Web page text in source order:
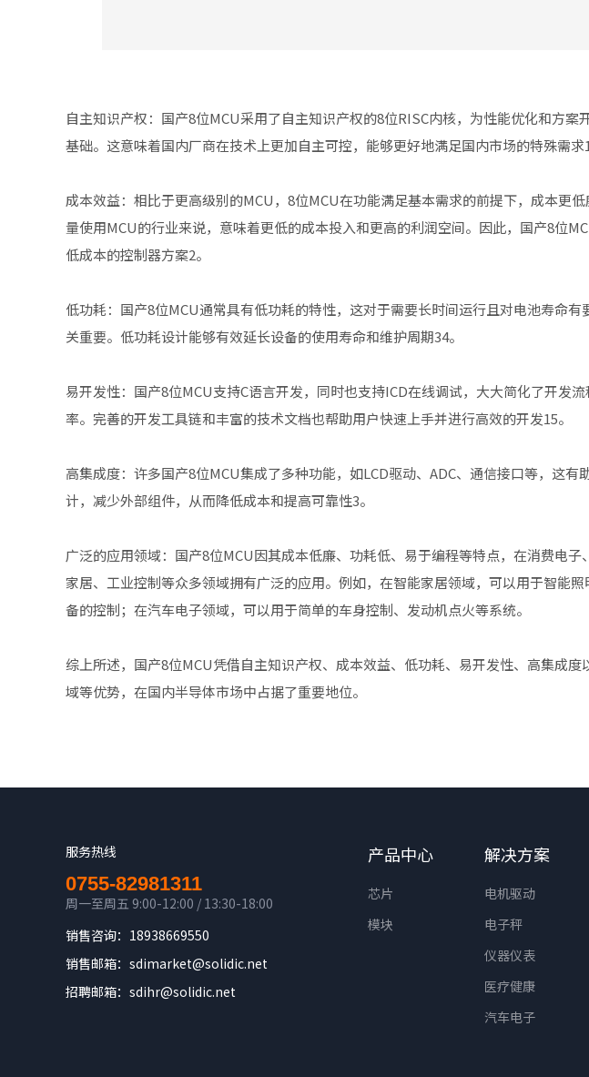
自主知识产权‌：国产8位MCU采用了自主知识产权的8位RISC内核，为性能优化和方案
基础。这意味着国内厂商在技术上更加自主可控，能够更好地满足国内市场的特殊需求‌1
成本效益‌：相比于更高级别的MCU，8位MCU在功能满足基本需求的前提下，成本更
量使用MCU的行业来说，意味着更低的成本投入和更高的利润空间。因此，国产8位
低成本的控制器方案‌2。
低功耗‌：国产8位MCU通常具有低功耗的特性，这对于需要长时间运行且对电池寿命有
关重要。低功耗设计能够有效延长设备的使用寿命和维护周期‌34。
易开发性‌：国产8位MCU支持C语言开发，同时也支持ICD在线调试，大大简化了开发
率。完善的开发工具链和丰富的技术文档也帮助用户快速上手并进行高效的开发‌15。
高集成度‌：许多国产8位MCU集成了多种功能，如LCD驱动、ADC、通信接口等，这有
计，减少外部组件，从而降低成本和提高可靠性‌3。
广泛的应用领域‌：国产8位MCU因其成本低廉、功耗低、易于编程等特点，在消费电子
家居、工业控制等众多领域拥有广泛的应用。例如，在智能家居领域，可以用于智能
备的控制；在汽车电子领域，可以用于简单的车身控制、发动机点火等系统‌。
综上所述，国产8位MCU凭借自主知识产权、成本效益、低功耗、易开发性、高集成度
域等优势，在国内半导体市场中占据了重要地位。
服务热线
0755-82981311
周一至周五 9:00-12:00 / 13:30-18:00
销售咨询：18938669550
销售邮箱：sdimarket@solidic.net
招聘邮箱：sdihr@solidic.net
产品中心
芯片
模块
解决方案
电机驱动
电子秤
仪器仪表
医疗健康
汽车电子